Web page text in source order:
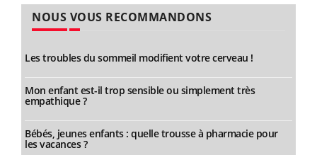
NOUS VOUS RECOMMANDONS
Les troubles du sommeil modifient votre cerveau !
Mon enfant est-il trop sensible ou simplement très
empathique ?
Bébés, jeunes enfants : quelle trousse à pharmacie pour
les vacances ?